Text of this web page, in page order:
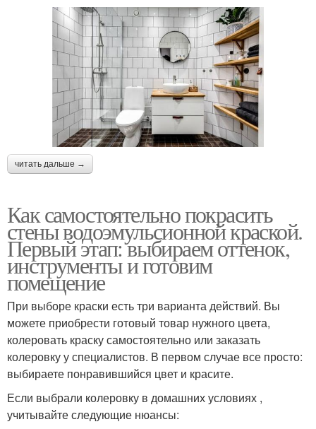
читать дальше →
Как самостоятельно покрасить
стены водоэмульсионной краской.
Первый этап: выбираем оттенок,
инструменты и готовим
помещение
При выборе краски есть три варианта действий. Вы
можете приобрести готовый товар нужного цвета,
колеровать краску самостоятельно или заказать
колеровку у специалистов. В первом случае все просто:
выбираете понравившийся цвет и красите.
Если выбрали колеровку в домашних условиях ,
учитывайте следующие нюансы: